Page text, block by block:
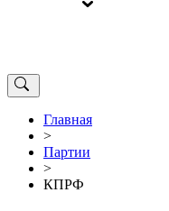
Главная
>
Партии
>
КПРФ